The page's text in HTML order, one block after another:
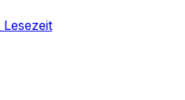
Lesezeit